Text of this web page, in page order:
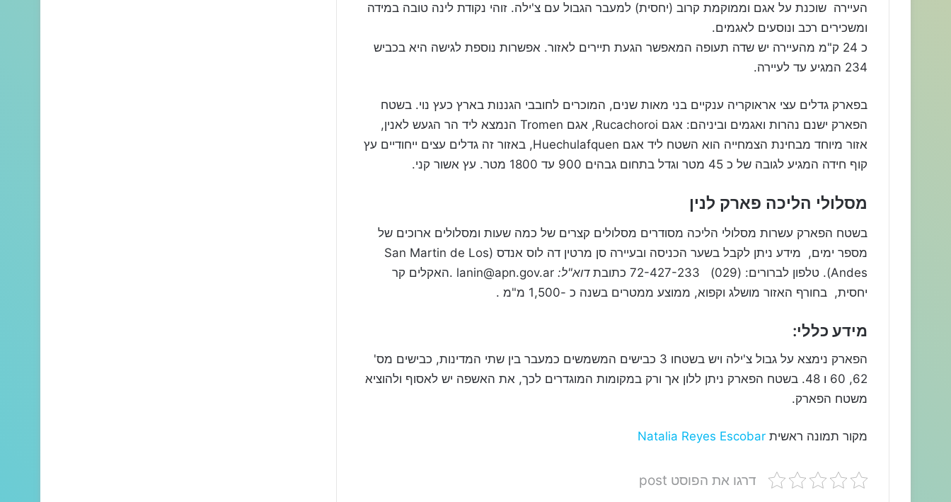
העיירה שוכנת על אגם וממוקמת קרוב (יחסית) למעבר הגבול עם צ'ילה. זוהי נקודת לינה טובה במידה
ומשכירים רכב ונוסעים לאגמים.
כ 24 ק"מ מהעיירה יש שדה תעופה המאפשר הגעת תיירים לאזור. אפשרות נוספת לגישה היא בכביש
234 המגיע עד לעיירה.
בפארק גדלים עצי אראוקריה ענקיים בני מאות שנים, המוכרים לחובבי הגננות בארץ כעץ נוי. בשטח
הפארק ישנם נהרות ואגמים וביניהם: אגם Rucachoroi, אגם Tromen הנמצא ליד הר הגעש לאנין,
אזור מיוחד מבחינת הצמחייה הוא השטח ליד אגם Huechulafquen, באזור זה גדלים עצים ייחודיים עץ
קוף חידה המגיע לגובה של כ 45 מטר וגדל בתחום גבהים 900 עד 1800 מטר. עץ אשור קני.
מסלולי הליכה פארק לנין
בשטח הפארק עשרות מסלולי הליכה מסודרים מסלולים קצרים של כמה שעות ומסלולים ארוכים של
מספר ימים, מידע ניתן לקבל בשער הכניסה ובעיירה סן מרטין דה לוס אנדס (San Martin de Los
Andes). טלפון לברורים: (029) 72-427-233 כתובת
דוא"ל: lanin@apn.gov.ar .האקלים קר
יחסית, בחורף האזור מושלג וקפוא, ממוצע ממטרים בשנה כ -1,500 מ"מ .
מידע כללי:
הפארק נימצא על גבול צ'ילה ויש בשטחו 3 כבישים המשמשים כמעבר בין שתי המדינות, כבישים מס'
62, 60 ו 48. בשטח הפארק ניתן ללון אך ורק במקומות המוגדרים לכך, את האשפה יש לאסוף ולהוציא
משטח הפארק.
מקור תמונה ראשית Natalia Reyes Escobar
דרגו את הפוסט post